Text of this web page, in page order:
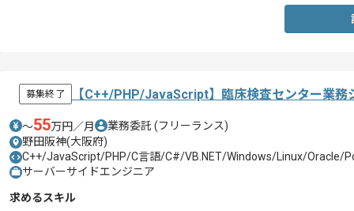
募集終了 【C++/PHP/JavaScript】臨床検査センター業
〜55万円／月 業務委託 (フリーランス)
野田阪神(大阪府)
C++/JavaScript/PHP/C言語/C#/VB.NET/Windows/Linux/Oracle/
サーバーサイドエンジニア
求めるスキル